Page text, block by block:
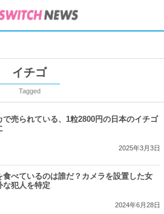
イチゴ
Tagged
で売られている、1粒2800円の日本のイチゴ
2025年3月3日
食べているのは誰だ？カメラを設置した女
な犯人を特定
2024年6月28日